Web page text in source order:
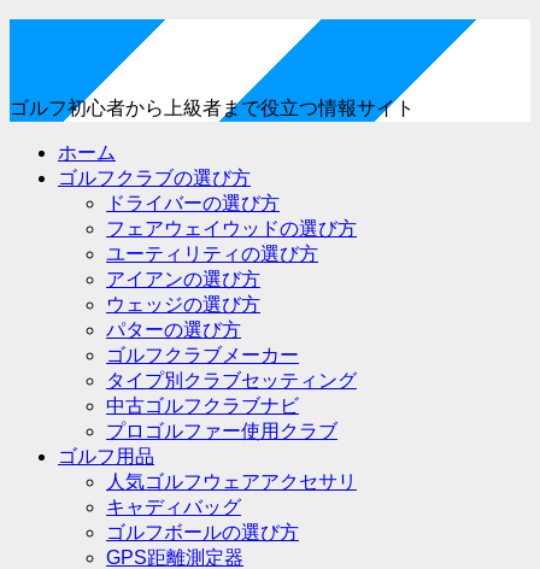
ゴルフ初心者から上級者まで役立つ情報サイト
ホーム
ゴルフクラブの選び方
ドライバーの選び方
フェアウェイウッドの選び方
ユーティリティの選び方
アイアンの選び方
ウェッジの選び方
パターの選び方
ゴルフクラブメーカー
タイプ別クラブセッティング
中古ゴルフクラブナビ
プロゴルファー使用クラブ
ゴルフ用品
人気ゴルフウェアアクセサリ
キャディバッグ
ゴルフボールの選び方
GPS距離測定器